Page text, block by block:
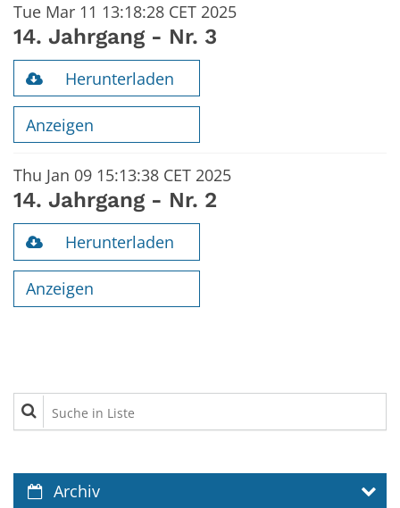
Tue Mar 11 13:18:28 CET 2025
14. Jahrgang - Nr. 3
Herunterladen
Anzeigen
Thu Jan 09 15:13:38 CET 2025
14. Jahrgang - Nr. 2
Herunterladen
Anzeigen
Suche in Liste
Archiv